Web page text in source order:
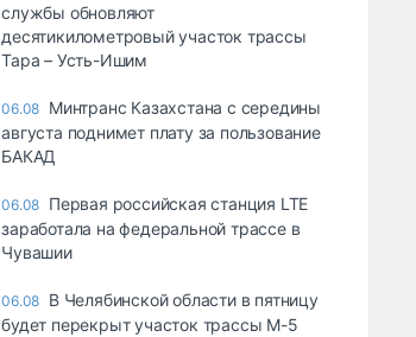
службы обновляют
десятикилометровый участок трассы
Тара – Усть-Ишим
06.08 Минтранс Казахстана с середины
августа поднимет плату за пользование
БАКАД
06.08 Первая российская станция LTE
заработала на федеральной трассе в
Чувашии
06.08 В Челябинской области в пятницу
будет перекрыт участок трассы М-5